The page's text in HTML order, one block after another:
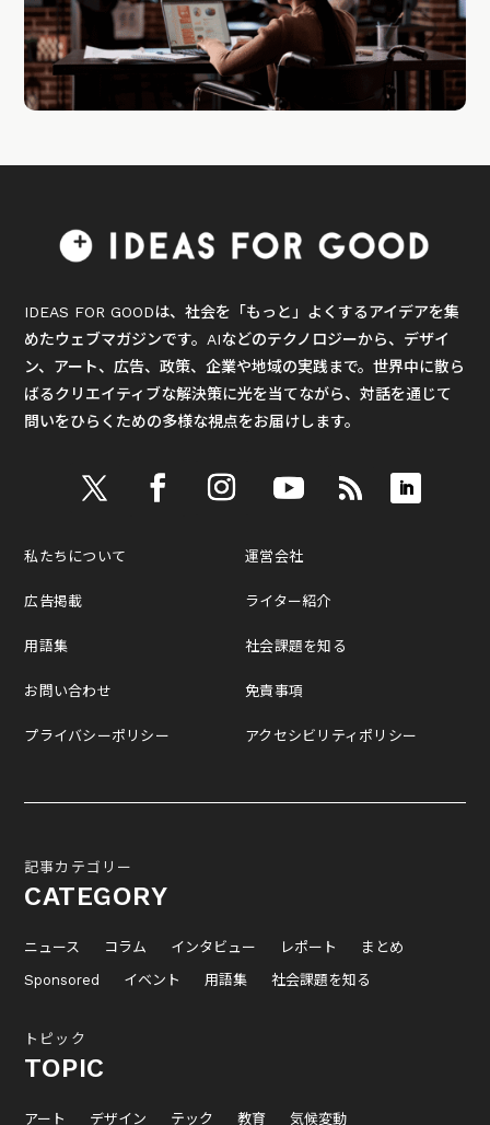
IDEAS FOR GOODは、社会を「もっと」よくするアイデアを集
めたウェブマガジンです。AIなどのテクノロジーから、デザイ
ン、アート、広告、政策、企業や地域の実践まで。世界中に散ら
ばるクリエイティブな解決策に光を当てながら、対話を通じて
問いをひらくための多様な視点をお届けします。
私たちについて
広告掲載
用語集
お問い合わせ
プライバシーポリシー
運営会社
ライター紹介
社会課題を知る
免責事項
アクセシビリティポリシー
記事カテゴリー
CATEGORY
ニュース コラム インタビュー レポート
まとめ
Sponsored
イベント 用語集 社会課題を知る
トピック
TOPIC
アート デザイン テック 教育 気候変動